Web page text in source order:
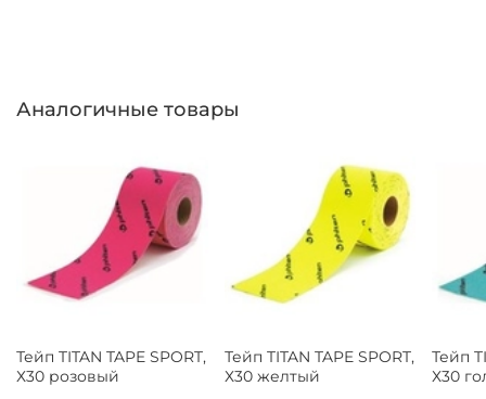
Аналогичные товары
Тейп TITAN TAPE SPORT,
Х30 розовый
Тейп TITAN TAPE SPORT,
Х30 желтый
Тейп
Х30